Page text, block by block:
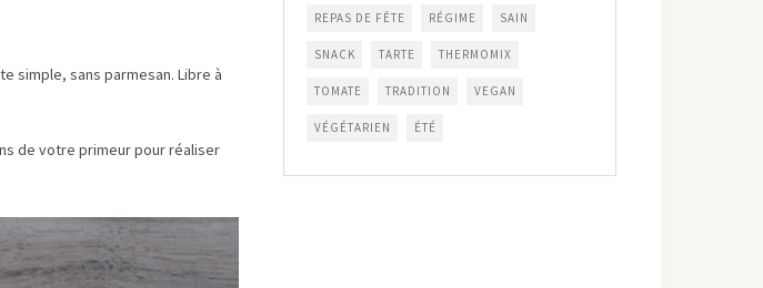
simple, sans parmesan. Libre à
de votre primeur pour réaliser
REPAS DE FÊTE RÉGIME SAIN
SNACK TARTE THERMOMIX
TOMATE TRADITION VEGAN
VÉGÉTARIEN ÉTÉ